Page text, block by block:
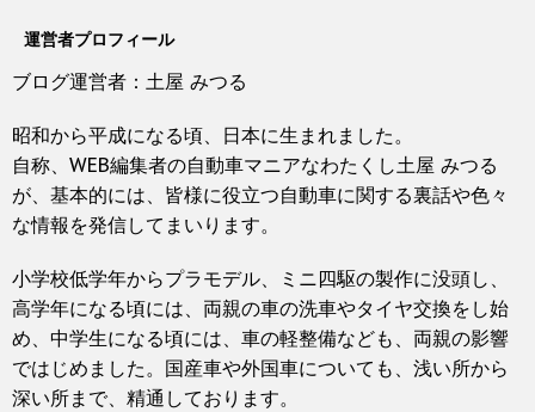
運営者プロフィール
ブログ運営者：土屋 みつる
昭和から平成になる頃、日本に生まれました。
自称、WEB編集者の自動車マニアなわたくし土屋 みつる
が、基本的には、皆様に役立つ自動車に関する裏話や色々
な情報を発信してまいります。
小学校低学年からプラモデル、ミニ四駆の製作に没頭し、
高学年になる頃には、両親の車の洗車やタイヤ交換をし始
め、中学生になる頃には、車の軽整備なども、両親の影響
ではじめました。国産車や外国車についても、浅い所から
深い所まで、精通しております。